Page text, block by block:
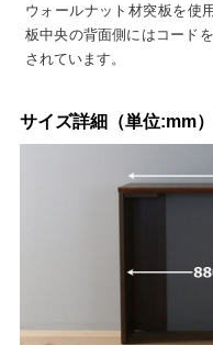
ウォールナット材突板を使
板中央の背面側にはコード
されています。
サイズ詳細（単位:mm）